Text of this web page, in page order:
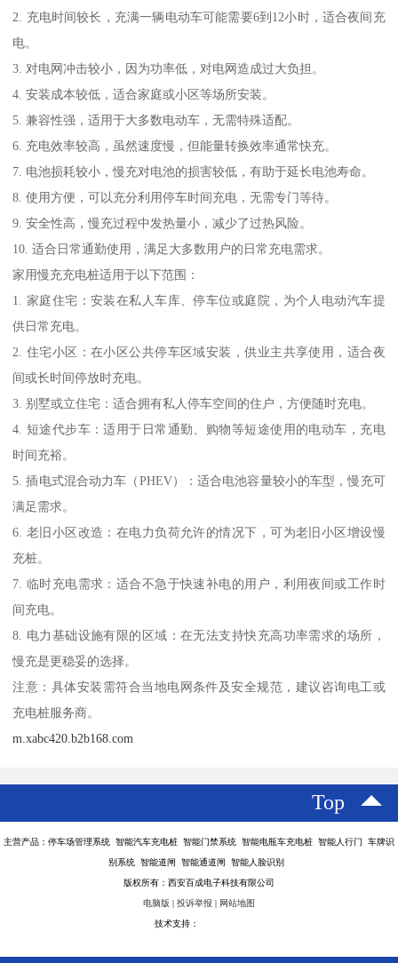
2. 充电时间较长，充满一辆电动车可能需要6到12小时，适合夜间充
电。
3. 对电网冲击较小，因为功率低，对电网造成过大负担。
4. 安装成本较低，适合家庭或小区等场所安装。
5. 兼容性强，适用于大多数电动车，无需特殊适配。
6. 充电效率较高，虽然速度慢，但能量转换效率通常快充。
7. 电池损耗较小，慢充对电池的损害较低，有助于延长电池寿命。
8. 使用方便，可以充分利用停车时间充电，无需专门等待。
9. 安全性高，慢充过程中发热量小，减少了过热风险。
10. 适合日常通勤使用，满足大多数用户的日常充电需求。
家用慢充充电桩适用于以下范围：
1. 家庭住宅：安装在私人车库、停车位或庭院，为个人电动汽车提
供日常充电。
2. 住宅小区：在小区公共停车区域安装，供业主共享使用，适合夜
间或长时间停放时充电。
3. 别墅或立住宅：适合拥有私人停车空间的住户，方便随时充电。
4. 短途代步车：适用于日常通勤、购物等短途使用的电动车，充电
时间充裕。
5. 插电式混合动力车（PHEV）：适合电池容量较小的车型，慢充可
满足需求。
6. 老旧小区改造：在电力负荷允许的情况下，可为老旧小区增设慢
充桩。
7. 临时充电需求：适合不急于快速补电的用户，利用夜间或工作时
间充电。
8. 电力基础设施有限的区域：在无法支持快充高功率需求的场所，
慢充是更稳妥的选择。
注意：具体安装需符合当地电网条件及安全规范，建议咨询电工或
充电桩服务商。
m.xabc420.b2b168.com
Top
主营产品：停车场管理系统 智能汽车充电桩 智能门禁系统 智能电瓶车充电桩 智能人行门 车牌识
别系统 智能道闸 智能通道闸 智能人脸识别
版权所有：西安百成电子科技有限公司
电脑版 投诉举报 网站地图
技术支持：